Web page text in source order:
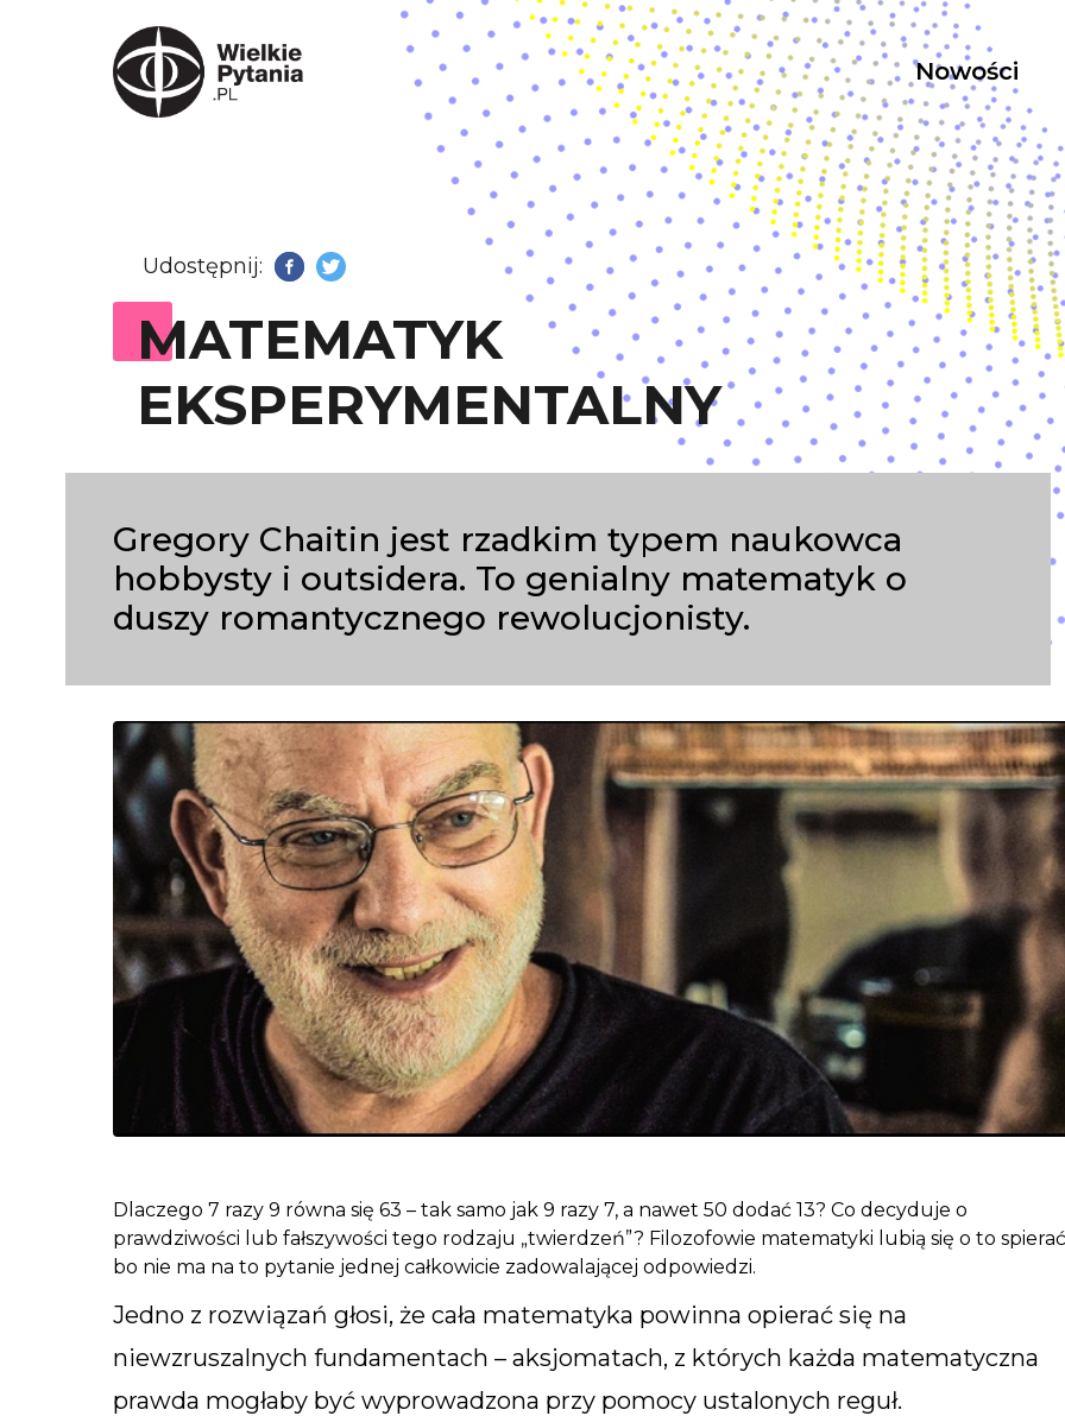
Nowości
Udostępnij: Facebook
Twitter
MATEMATYK
EKSPERYMENTALNY
Gregory Chaitin jest rzadkim typem naukowca
hobbysty i outsidera. To genialny matematyk o
duszy romantycznego rewolucjonisty.
Dlaczego 7 razy 9 równa się 63 – tak samo jak 9 razy 7, a nawet 50 dodać 13? Co decyduje o
prawdziwości lub fałszywości tego rodzaju „twierdzeń”? Filozofowie matematyki lubią się o to
bo nie ma na to pytanie jednej całkowicie zadowalającej odpowiedzi.
Jedno z rozwiązań głosi, że cała matematyka powinna opierać się na
niewzruszalnych fundamentach – aksjomatach, z których każda matematyczna
prawda mogłaby być wyprowadzona przy pomocy ustalonych reguł.